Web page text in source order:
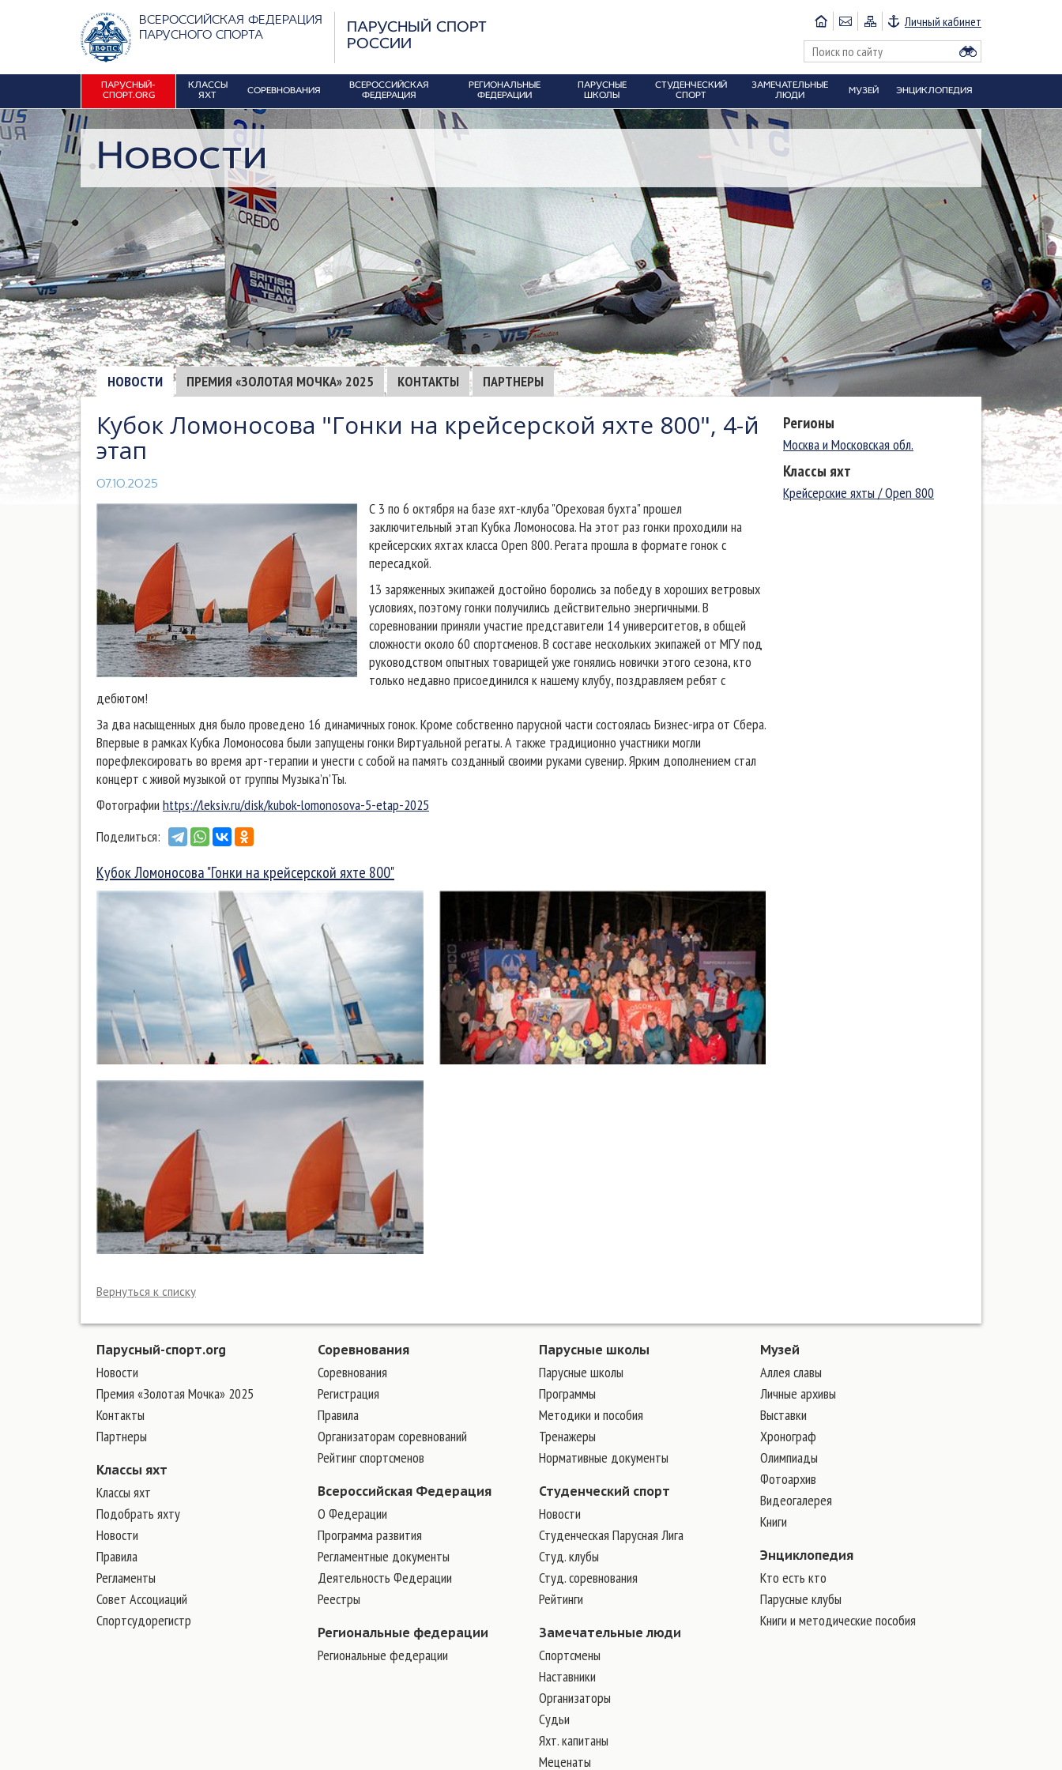
ВСЕРОССИЙСКАЯ ФЕДЕРАЦИЯ
ПАРУСНОГО СПОРТА
ПАРУСНЫЙ СПОРТ
РОССИИ
Личный кабинет
ПАРУСНЫЙ-
СПОРТ.ORG
КЛАССЫ
ЯХТ
СОРЕВНОВАНИЯ
ВСЕРОССИЙСКАЯ
ФЕДЕРАЦИЯ
РЕГИОНАЛЬНЫЕ
ФЕДЕРАЦИИ
ПАРУСНЫЕ
ШКОЛЫ
СТУДЕНЧЕСКИЙ
СПОРТ
ЗАМЕЧАТЕЛЬНЫЕ
ЛЮДИ
МУЗЕЙ ЭНЦИКЛОПЕДИЯ
Новости
НОВОСТИ ПРЕМИЯ «ЗОЛОТАЯ МОЧКА» 2025 КОНТАКТЫ ПАРТНЕРЫ
Кубок Ломоносова "Гонки на крейсерской яхте 800", 4-й
этап
07.10.2025
С 3 по 6 октября на базе яхт-клуба "Ореховая бухта" прошел
заключительный этап Кубка Ломоносова. На этот раз гонки проходили на
крейсерских яхтах класса Open 800. Регата прошла в формате гонок с
пересадкой.
13 заряженных экипажей достойно боролись за победу в хороших ветровых
условиях, поэтому гонки получились действительно энергичными. В
соревновании приняли участие представители 14 университетов, в общей
сложности около 60 спортсменов. В составе нескольких экипажей от МГУ под
руководством опытных товарищей уже гонялись новички этого сезона, кто
только недавно присоединился к нашему клубу, поздравляем ребят с
дебютом!
За два насыщенных дня было проведено 16 динамичных гонок. Кроме собственно парусной части состоялась Бизнес-игра от Сбера.
Впервые в рамках Кубка Ломоносова были запущены гонки Виртуальной регаты. А также традиционно участники могли
порефлексировать во время арт-терапии и унести с собой на память созданный своими руками сувенир. Ярким дополнением стал
концерт с живой музыкой от группы Музыка’n’Ты.
Фотографии https://leksiv.ru/disk/kubok-lomonosova-5-etap-2025
Поделиться:
Кубок Ломоносова "Гонки на крейсерской яхте 800"
Вернуться к списку
Регионы
Москва и Московская обл.
Классы яхт
Крейсерские яхты / Open 800
Парусный-спорт.org
Новости
Премия «Золотая Мочка» 2025
Контакты
Партнеры
Классы яхт
Классы яхт
Подобрать яхту
Новости
Правила
Регламенты
Совет Ассоциаций
Спортсудорегистр
Соревнования
Соревнования
Регистрация
Правила
Организаторам соревнований
Рейтинг спортсменов
Всероссийская Федерация
О Федерации
Программа развития
Регламентные документы
Деятельность Федерации
Реестры
Региональные федерации
Региональные федерации
Парусные школы
Парусные школы
Программы
Методики и пособия
Тренажеры
Нормативные документы
Студенческий спорт
Новости
Студенческая Парусная Лига
Студ. клубы
Студ. соревнования
Рейтинги
Замечательные люди
Cпортсмены
Наставники
Организаторы
Судьи
Яхт. капитаны
Меценаты
Музей
Аллея славы
Личные архивы
Выставки
Хронограф
Олимпиады
Фотоархив
Видеогалерея
Книги
Энциклопедия
Кто есть кто
Парусные клубы
Книги и методические пособия